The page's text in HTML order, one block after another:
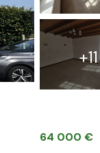
+11
64 000 €